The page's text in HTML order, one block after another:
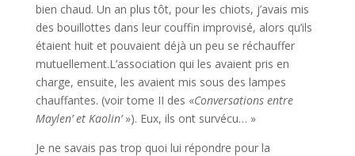
bien chaud. Un an plus tôt, pour les chiots, j’avais mis
des bouillottes dans leur couffin improvisé, alors qu’ils
étaient huit et pouvaient déjà un peu se réchauffer
mutuellement.L’association qui les avaient pris en
charge, ensuite, les avaient mis sous des lampes
chauffantes. (voir tome II des «Conversations entre
Maylen’ et Kaolin’»). Eux, ils ont survécu… »
Je ne savais pas trop quoi lui répondre pour la